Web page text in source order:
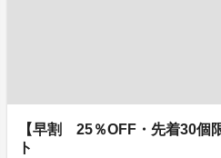
【早割 25％OFF・先着30個
ト